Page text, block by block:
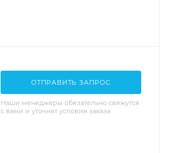
ОТПРАВИТЬ ЗАПРОС
Наши менеджеры обязательно свяжутся
с вами и уточнят условия заказа